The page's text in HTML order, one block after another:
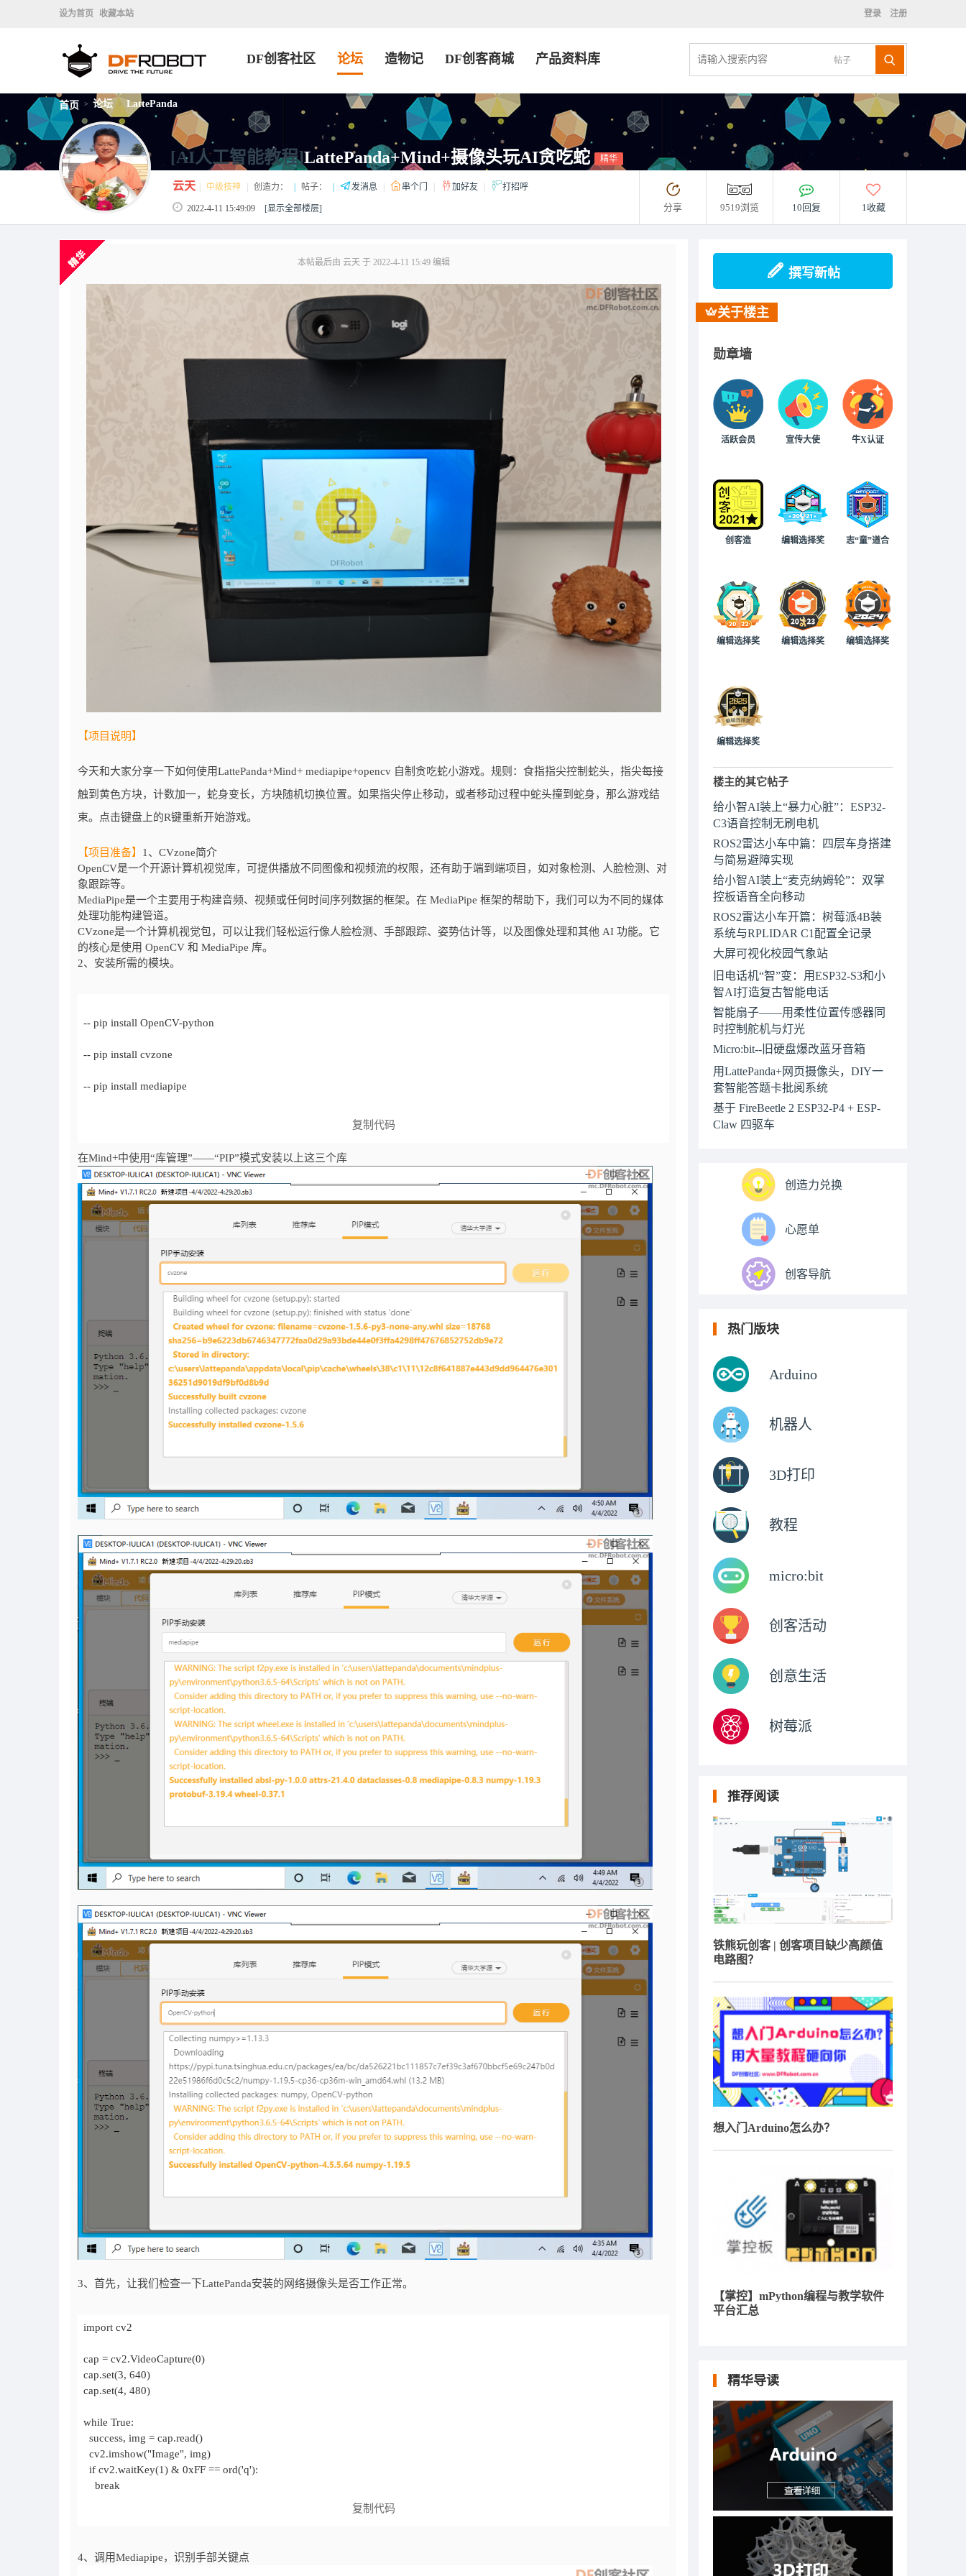
设为首页 收藏本站 登录 注册
帖子
DF创客社区 论坛 造物记 DF创客商城 产品资料库
首页 > 论坛 > LattePanda
[AI人工智能教程]LattePanda+Mind+摄像头玩AI贪吃蛇 精华
云天 中级技神 创造力： 帖子： 发消息 串个门 加好友 打招呼
2022-4-11 15:49:09 [显示全部楼层] 分享 9519浏览 10回复 1收藏
本帖最后由 云天 于 2022-4-11 15:49 编辑
【项目说明】
今天和大家分享一下如何使用LattePanda+Mind+ mediapipe+opencv 自制贪吃蛇小游戏。规则：食指指尖控制蛇头，指尖每接
触到黄色方块，计数加一，蛇身变长，方块随机切换位置。如果指尖停止移动，或者移动过程中蛇头撞到蛇身，那么游戏结
束。点击键盘上的R键重新开始游戏。
【项目准备】 1、CVzone简介
OpenCV是一个开源计算机视觉库，可提供播放不同图像和视频流的权限，还有助于端到端项目，如对象检测、人脸检测、对
象跟踪等。
MediaPipe是一个主要用于构建音频、视频或任何时间序列数据的框架。在 MediaPipe 框架的帮助下，我们可以为不同的媒体
处理功能构建管道。
CVzone是一个计算机视觉包，可以让我们轻松运行像人脸检测、手部跟踪、姿势估计等，以及图像处理和其他 AI 功能。它
的核心是使用 OpenCV 和 MediaPipe 库。
2、安装所需的模块。
复制代码
在Mind+中使用“库管理”——“PIP”模式安装以上这三个库
3、首先，让我们检查一下LattePanda安装的网络摄像头是否工作正常。
cap = cv2.VideoCapture(0)
cap.set(3, 640)
cap.set(4, 480)
success, img = cap.read()
cv2.imshow("Image", img)
break
复制代码
4、调用Mediapipe，识别手部关键点
撰写新帖
关于楼主
勋章墙
活跃会员 宣传大使 牛X认证
创客造 编辑选择奖 志“童”道合
编辑选择奖 编辑选择奖 编辑选择奖
编辑选择奖
楼主的其它帖子
给小智AI装上“暴力心脏”：ESP32-
C3语音控制无刷电机
ROS2雷达小车中篇：四层车身搭建
与简易避障实现
给小智AI装上“麦克纳姆轮”：双掌
控板语音全向移动
ROS2雷达小车开篇：树莓派4B装
系统与RPLIDAR C1配置全记录
大屏可视化校园气象站
旧电话机“智”变：用ESP32-S3和小
智AI打造复古智能电话
智能扇子——用柔性位置传感器同
时控制舵机与灯光
Micro:bit--旧硬盘爆改蓝牙音箱
用LattePanda+网页摄像头，DIY一
套智能答题卡批阅系统
基于 FireBeetle 2 ESP32-P4 + ESP-
Claw 四驱车
创造力兑换
心愿单
创客导航
热门版块
Arduino
机器人
3D打印
教程
micro:bit
创客活动
创意生活
树莓派
推荐阅读
铁熊玩创客 | 创客项目缺少高颜值
电路图？
想入门Arduino怎么办？
【掌控】mPython编程与教学软件
平台汇总
精华导读